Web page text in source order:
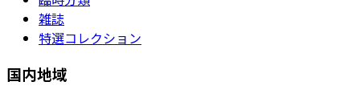
雑誌
特選コレクション
国内地域